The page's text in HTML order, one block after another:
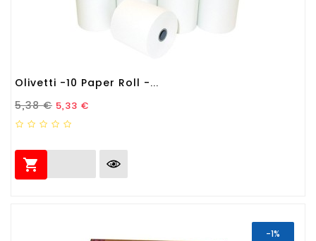
Olivetti -10 Paper Roll -...
Prezzo Standard
5,38 € Prezzo
5,33 €

-1%